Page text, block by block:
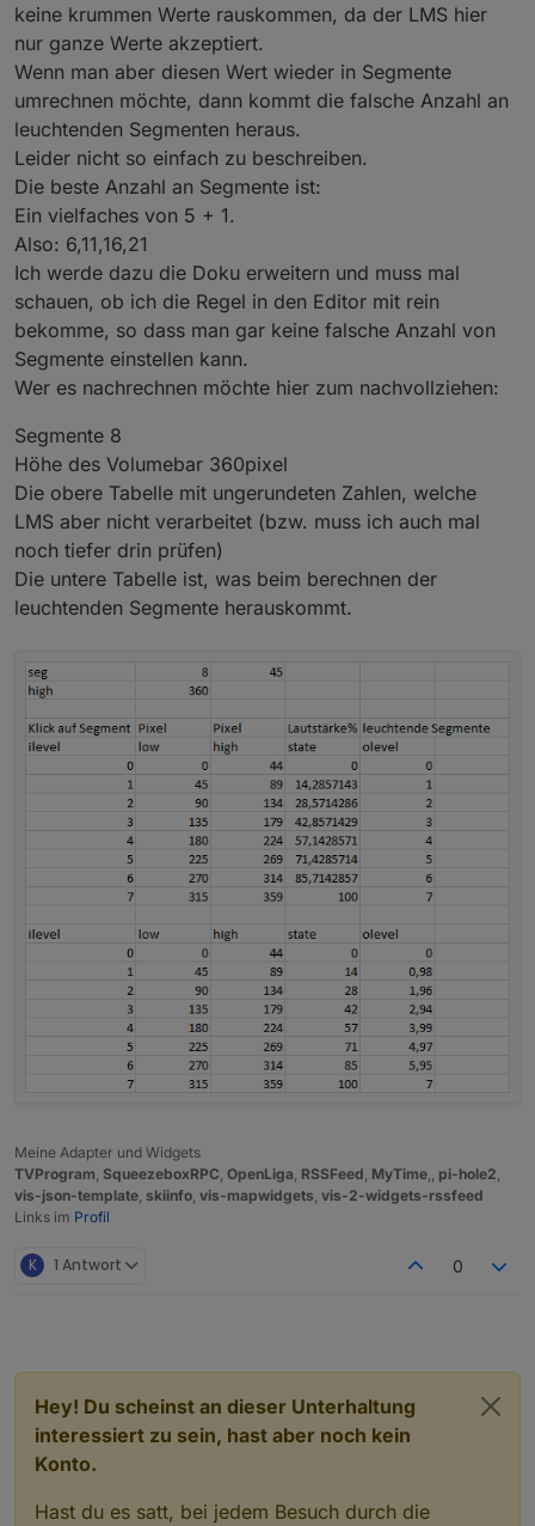
keine krummen Werte rauskommen, da der LMS hier
nur ganze Werte akzeptiert.
Wenn man aber diesen Wert wieder in Segmente
umrechnen möchte, dann kommt die falsche Anzahl an
leuchtenden Segmenten heraus.
Leider nicht so einfach zu beschreiben.
Die beste Anzahl an Segmente ist:
Ein vielfaches von 5 + 1.
Also: 6,11,16,21
Ich werde dazu die Doku erweitern und muss mal
schauen, ob ich die Regel in den Editor mit rein
bekomme, so dass man gar keine falsche Anzahl von
Segmente einstellen kann.
Wer es nachrechnen möchte hier zum nachvollziehen:
Segmente 8
Höhe des Volumebar 360pixel
Die obere Tabelle mit ungerundeten Zahlen, welche
LMS aber nicht verarbeitet (bzw. muss ich auch mal
noch tiefer drin prüfen)
Die untere Tabelle ist, was beim berechnen der
leuchtenden Segmente herauskommt.
Meine Adapter und Widgets
TVProgram SqueezeboxRPC OpenLiga RSSFeed MyTime pi-hole2
vis-json-template skiinfo vis-mapwidgets vis-2-widgets-rssfeed
Links im Profil
K 1 Antwort 0
Hey! Du scheinst an dieser Unterhaltung
interessiert zu sein, hast aber noch kein
Konto.
Hast du es satt, bei jedem Besuch durch die